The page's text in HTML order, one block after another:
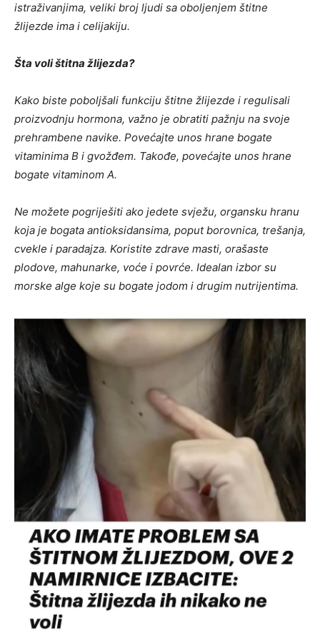
istraživanjima, veliki broj ljudi sa oboljenjem štitne
žlijezde ima i celijakiju.
Šta voli štitna žlijezda?
Kako biste poboljšali funkciju štitne žlijezde i regulisali
proizvodnju hormona, važno je obratiti pažnju na svoje
prehrambene navike. Povećajte unos hrane bogate
vitaminima B i gvožđem. Takođe, povećajte unos hrane
bogate vitaminom A.
Ne možete pogriješiti ako jedete svježu, organsku hranu
koja je bogata antioksidansima, poput borovnica, trešanja,
cvekle i paradajza. Koristite zdrave masti, orašaste
plodove, mahunarke, voće i povrće. Idealan izbor su
morske alge koje su bogate jodom i drugim nutrijentima.